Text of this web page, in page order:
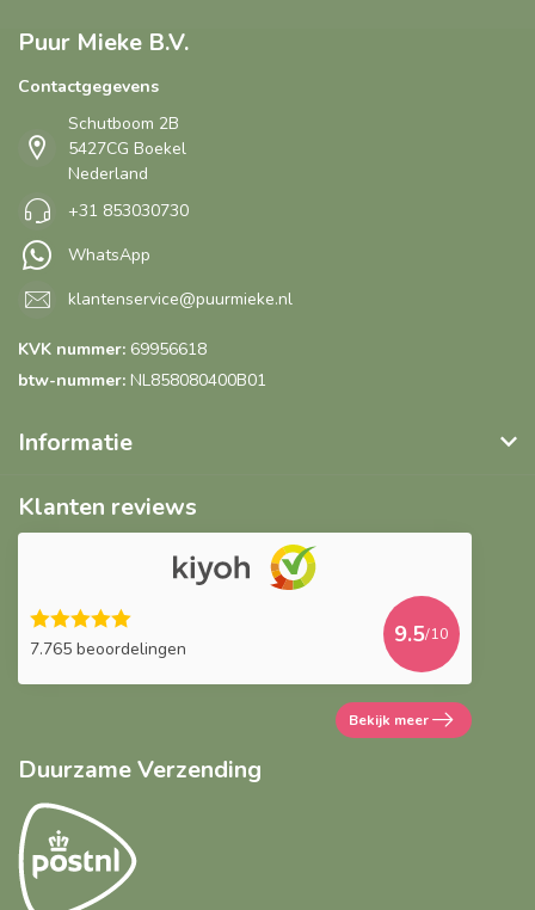
Puur Mieke B.V.
Contactgegevens
Schutboom 2B
5427CG Boekel
Nederland
+31 853030730
WhatsApp
klantenservice@puurmieke.nl
KVK nummer: 69956618
btw-nummer: NL858080400B01
Informatie
Klanten reviews
7.765 beoordelingen
9.5/10
Bekijk meer
Duurzame Verzending